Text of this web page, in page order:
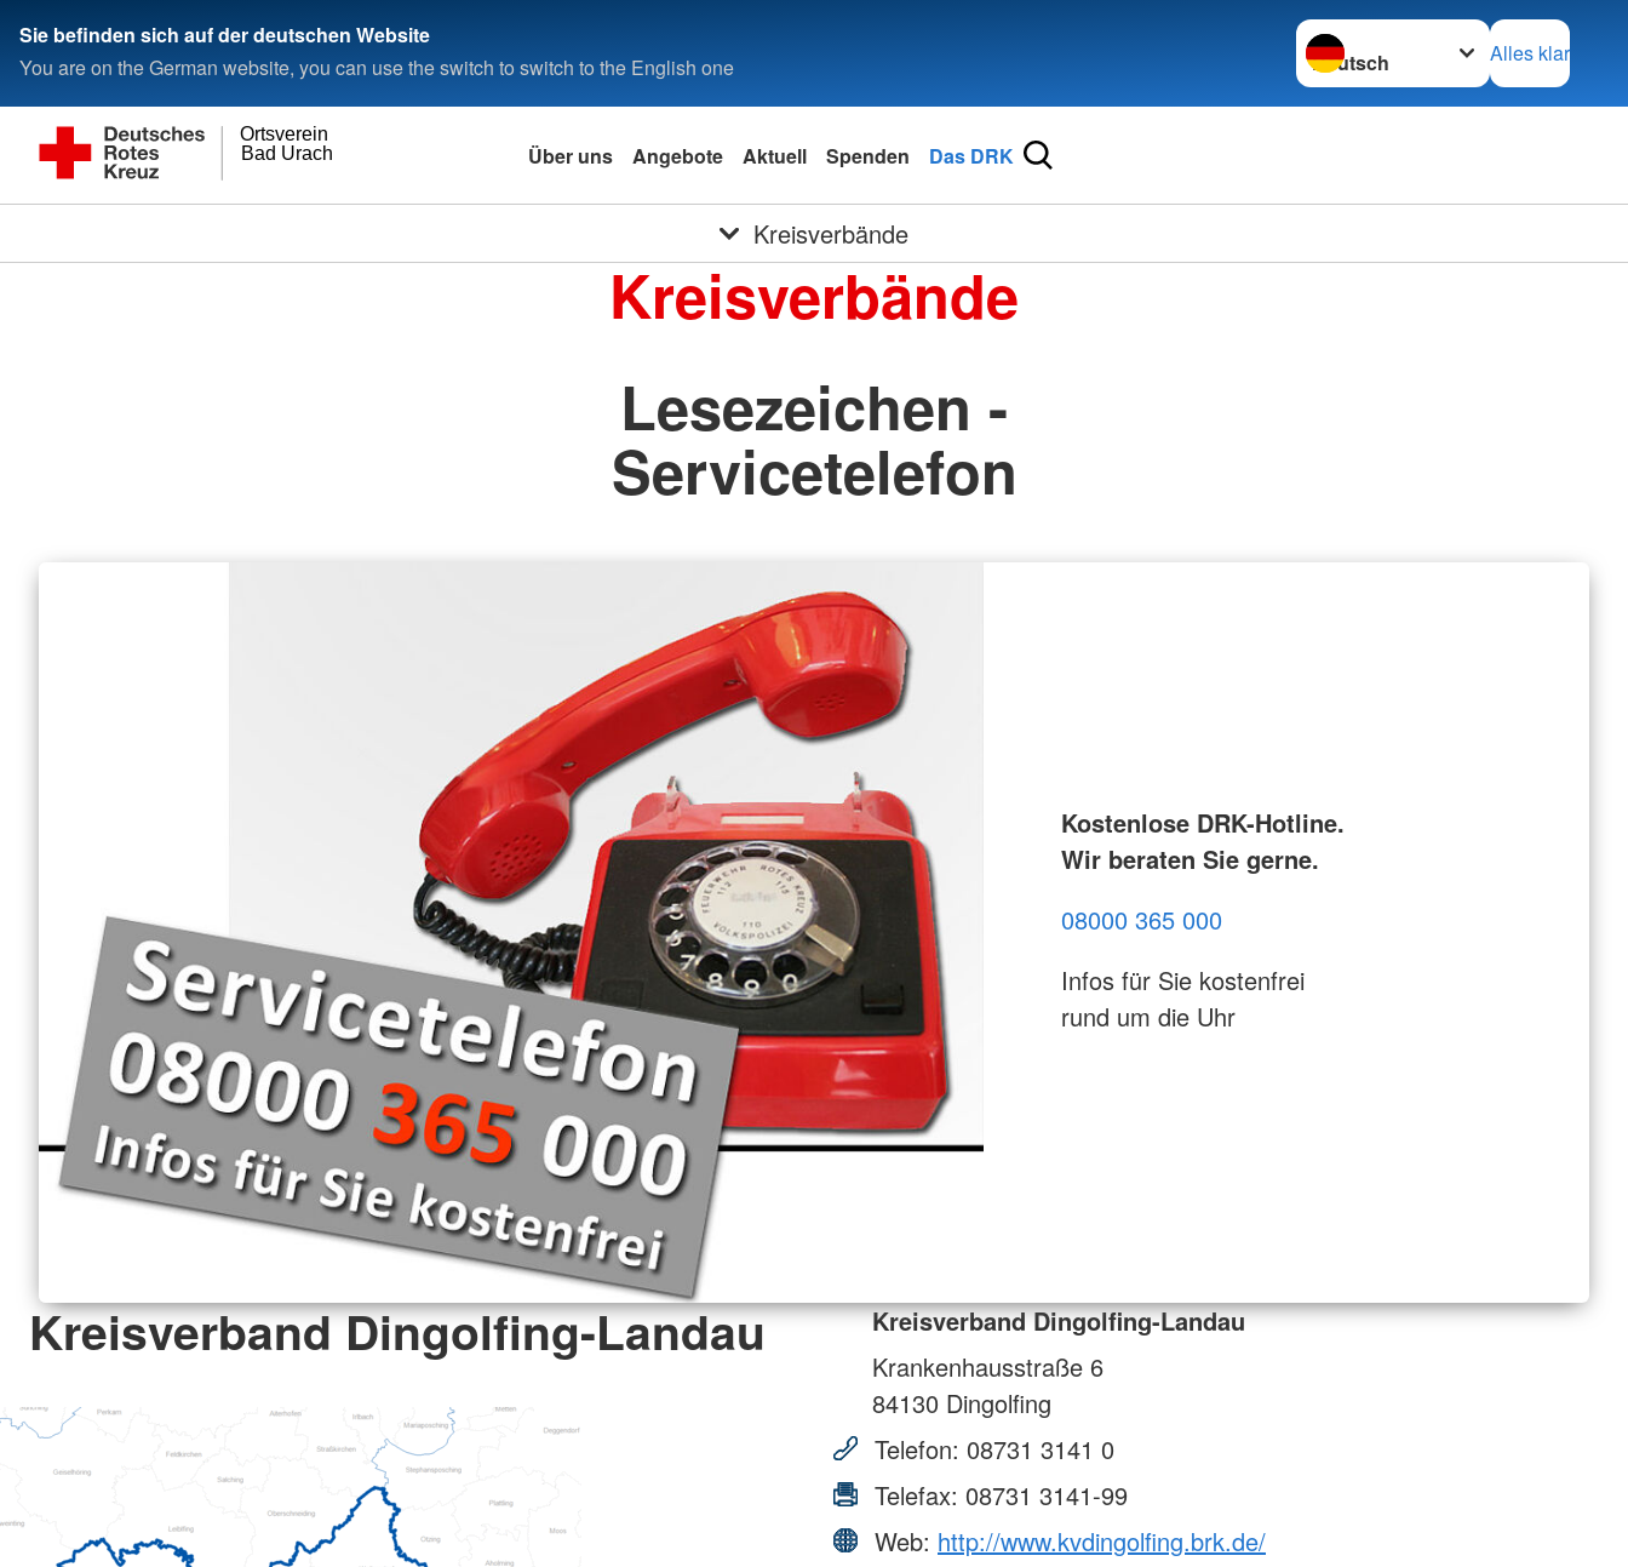
Sie befinden sich auf der deutschen Website
You are on the German website, you can use the switch to switch to the English one
Sprache wechseln zu
Alles klar
Bad Urach
Ortsverein
Über uns Angebote Aktuell Spenden Das DRK
Kreisverbände
Kreisverbände
Lesezeichen -
Servicetelefon
Kostenlose DRK-Hotline.
Wir beraten Sie gerne.
08000 365 000
Infos für Sie kostenfrei
rund um die Uhr
Kreisverband Dingolfing-Landau
Kreisverband Dingolfing-Landau
Krankenhausstraße 6
84130 Dingolfing
Telefon: 08731 3141 0
Telefax: 08731 3141-99
Web: http://www.kvdingolfing.brk.de/